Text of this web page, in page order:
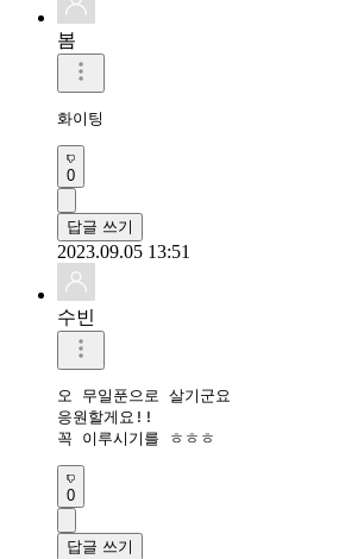
봄
화이팅
0
답글 쓰기
2023.09.05 13:51
수빈
오 무일푼으로 살기군요
응원할게요!!
꼭 이루시기를 ㅎㅎㅎ
0
답글 쓰기